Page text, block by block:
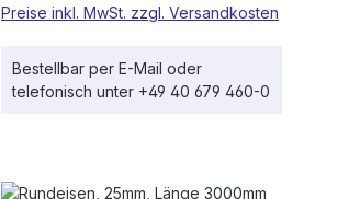
Preise inkl. MwSt. zzgl. Versandkosten
Bestellbar per E-Mail oder
telefonisch unter +49 40 679 460-0